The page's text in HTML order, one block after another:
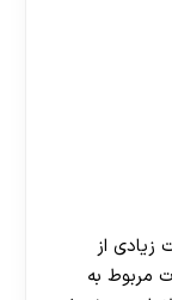
زیادی از
مربوط به